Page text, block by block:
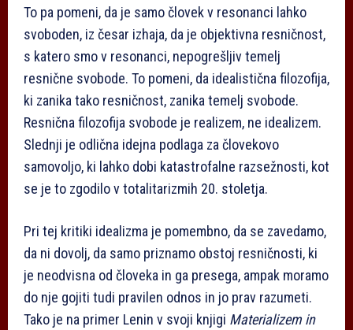
To pa pomeni, da je samo človek v resonanci lahko
svoboden, iz česar izhaja, da je objektivna resničnost,
s katero smo v resonanci, nepogrešljiv temelj
resnične svobode. To pomeni, da idealistična filozofija,
ki zanika tako resničnost, zanika temelj svobode.
Resnična filozofija svobode je realizem, ne idealizem.
Slednji je odlična idejna podlaga za človekovo
samovoljo, ki lahko dobi katastrofalne razsežnosti, kot
se je to zgodilo v totalitarizmih 20. stoletja.
Pri tej kritiki idealizma je pomembno, da se zavedamo,
da ni dovolj, da samo priznamo obstoj resničnosti, ki
je neodvisna od človeka in ga presega, ampak moramo
do nje gojiti tudi pravilen odnos in jo prav razumeti.
Tako je na primer Lenin v svoji knjigi Materializem in